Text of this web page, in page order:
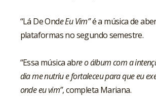
“Lá De Onde Eu Vim”é a música de
plataformas no segundo semestre.
“Essa música abre o álbum com a
dia me nutriu e fortaleceu para que eu
onde eu vim”, completa Mariana.